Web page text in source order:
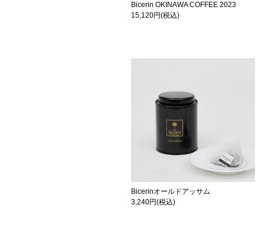
Bicerin OKINAWA COFFEE 2023
15,120円(税込)
Bicerinオールドアッサム
3,240円(税込)